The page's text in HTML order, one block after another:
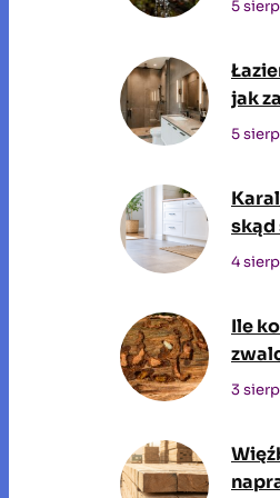
5
jak
5
skąd
się
4
Ile
3